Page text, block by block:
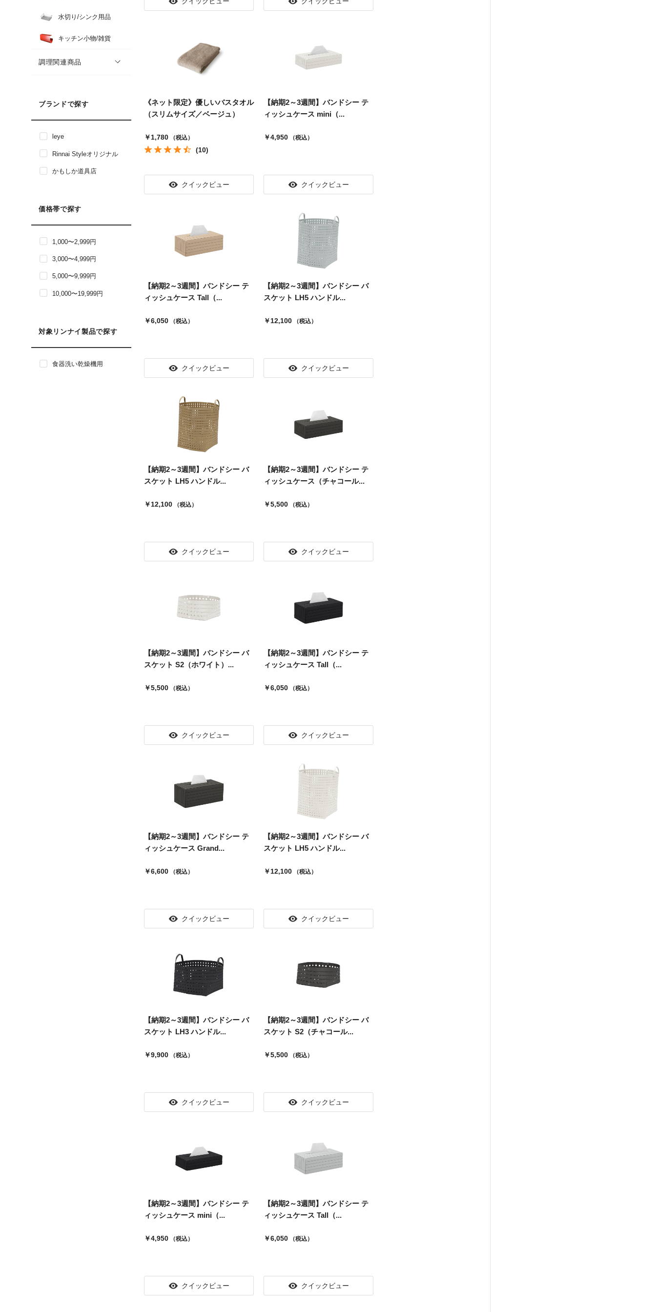
水切り/シンク用品
キッチン小物/雑貨
調理関連商品
ブランドで探す
leye
ブランドで絞り込み: leye
Rinnai Styleオリジナル
ブランドで絞り込み: Rinnai Styleオリジナル
かもしか道具店
ブランドで絞り込み: かもしか道具店
価格帯で探す
1,000〜2,999円
価格帯で絞り込み: 1,000〜2,999円
3,000〜4,999円
価格帯で絞り込み: 3,000〜4,999円
5,000〜9,999円
価格帯で絞り込み: 5,000〜9,999円
10,000〜19,999円
価格帯で絞り込み: 10,000〜19,999円
対象リンナイ製品で探す
食器洗い乾燥機用
対象リンナイ製品で絞り込み: 食器洗い乾燥機用
《ネット限定》優しいバスタオル
（スリムサイズ／ベージュ）
￥1,780 （税込）
(10)
クイックビュー
【納期2～3週間】バンドシー テ
ィッシュケース mini（...
￥4,950 （税込）
クイックビュー
【納期2～3週間】バンドシー テ
ィッシュケース Tall（...
￥6,050 （税込）
クイックビュー
【納期2～3週間】バンドシー バ
スケット LH5 ハンドル...
￥12,100 （税込）
クイックビュー
【納期2～3週間】バンドシー バ
スケット LH5 ハンドル...
￥12,100 （税込）
クイックビュー
【納期2～3週間】バンドシー テ
ィッシュケース（チャコール...
￥5,500 （税込）
クイックビュー
【納期2～3週間】バンドシー バ
スケット S2（ホワイト）...
￥5,500 （税込）
クイックビュー
【納期2～3週間】バンドシー テ
ィッシュケース Tall（...
￥6,050 （税込）
クイックビュー
【納期2～3週間】バンドシー テ
ィッシュケース Grand...
￥6,600 （税込）
クイックビュー
【納期2～3週間】バンドシー バ
スケット LH5 ハンドル...
￥12,100 （税込）
クイックビュー
【納期2～3週間】バンドシー バ
スケット LH3 ハンドル...
￥9,900 （税込）
クイックビュー
【納期2～3週間】バンドシー バ
スケット S2（チャコール...
￥5,500 （税込）
クイックビュー
【納期2～3週間】バンドシー テ
ィッシュケース mini（...
￥4,950 （税込）
クイックビュー
【納期2～3週間】バンドシー テ
ィッシュケース Tall（...
￥6,050 （税込）
クイックビュー